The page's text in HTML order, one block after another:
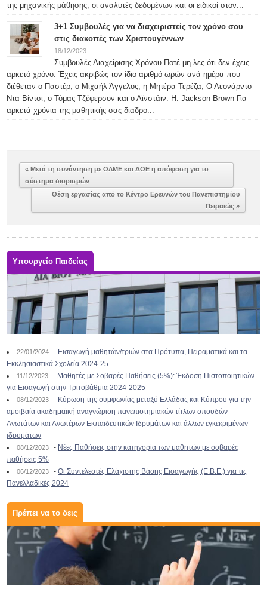
της μηχανικής μάθησης, οι αναλυτές δεδομένων και οι ειδικοί στον...
3+1 Συμβουλές για να διαχειριστείς τον χρόνο σου
στις διακοπές των Χριστουγέννων
18/12/2023
Συμβουλές Διαχείρισης Χρόνου Ποτέ μη λες ότι δεν έχεις
αρκετό χρόνο. Έχεις ακριβώς τον ίδιο αριθμό ωρών ανά ημέρα που
διέθεταν ο Παστέρ, ο Μιχαήλ Άγγελος, η Μητέρα Τερέζα, Ο Λεονάρντο
Ντα Βίντσι, ο Τόμας Τζέφερσον και ο Αϊνστάιν. H. Jackson Brown Για
αρκετά χρόνια της μαθητικής σας διαδρο...
« Μετά τη συνάντηση με ΟΛΜΕ και ΔΟΕ η απόφαση για το
σύστημα διορισμών
Θέση εργασίας από το Κέντρο Ερευνών του Πανεπιστημίου
Πειραιώς »
Υπουργείο Παιδείας
22/01/2024 - Εισαγωγή μαθητών/τριών στα Πρότυπα, Πειραματικά και τα
Εκκλησιαστικά Σχολεία 2024-25
11/12/2023 - Μαθητές με Σοβαρές Παθήσεις (5%): Έκδοση Πιστοποιητικών
για Εισαγωγή στην Τριτοβάθμια 2024-2025
08/12/2023 - Κύρωση της συμφωνίας μεταξύ Ελλάδας και Κύπρου για την
αμοιβαία ακαδημαϊκή αναγνώριση πανεπιστημιακών τίτλων σπουδών
Ανωτάτων και Ανωτέρων Εκπαιδευτικών Ιδρυμάτων και άλλων εγκεκριμένων
ιδρυμάτων
08/12/2023 - Νέες Παθήσεις στην κατηγορία των μαθητών με σοβαρές
παθήσεις 5%
06/12/2023 -Οι Συντελεστές Ελάχιστης Βάσης Εισαγωγής (Ε.Β.Ε.) για τις
Πανελλαδικές 2024
Πρέπει να το δεις